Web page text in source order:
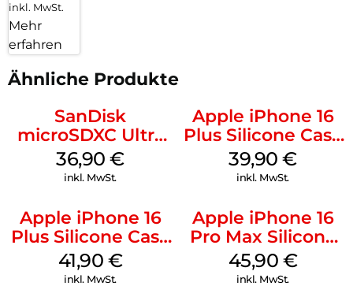
inkl. MwSt.
Mehr
erfahren
Ähnliche Produkte
SanDisk
microSDXC Ultra
128 GB + Adapter
Mobile
36,90€
inkl. MwSt.
Apple iPhone 16
Plus Silicone Case
MagSafe Plum
39,90€
inkl. MwSt.
Apple iPhone 16
Plus Silicone Case
MagSafe Stone
Gray
41,90 €
inkl. MwSt.
Apple iPhone 16
Pro Max Silicone
Case MagSafe
Ultramarine
45,90 €
inkl. MwSt.